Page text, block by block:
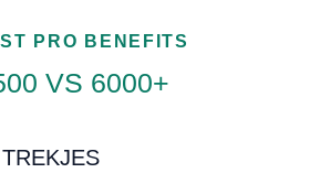
PRO BENEFITS
VS 6000+